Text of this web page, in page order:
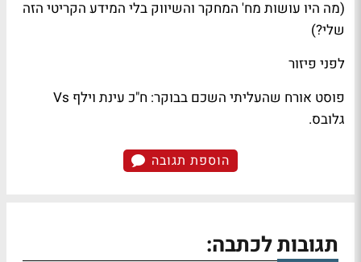
(מה היו עושות מח' המחקר והשיווק בלי המידע הקריטי הזה
שלי?)
לפני פיזור
פוסט אורח שהעליתי השכם בבוקר: ח"כ עינת וילף
גלובס.
הוספת תגובה
תגובות לכתבה: